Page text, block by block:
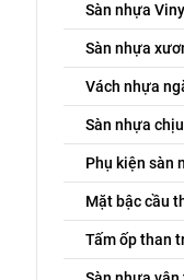
Sàn nhựa Vinyl
Sàn nhựa
Vách nhựa
Sàn nhựa
Phụ kiện sàn
Mặt bậc cầu
Tấm ốp than